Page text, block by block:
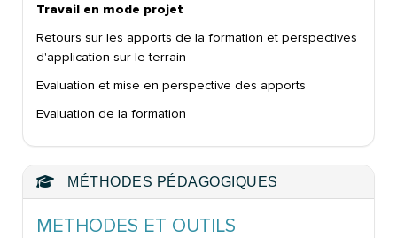
Travail en mode projet
Retours sur les apports de la formation et perspectives
d'application sur le terrain
Evaluation et mise en perspective des apports
Evaluation de la formation
MÉTHODES PÉDAGOGIQUES
METHODES ET OUTILS